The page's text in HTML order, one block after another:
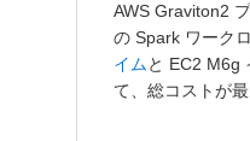
AWS Graviton2
の Spark ワーク
イムと EC2 M6g
て、総コストが